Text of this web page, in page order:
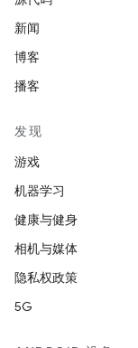
新闻
博客
播客
发现
游戏
机器学习
健康与健身
相机与媒体
隐私权政策
5G